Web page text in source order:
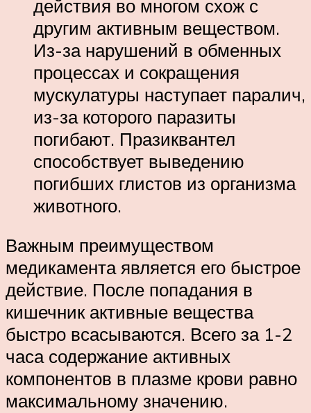
действия во многом схож с
другим активным веществом.
Из-за нарушений в обменных
процессах и сокращения
мускулатуры наступает паралич,
из-за которого паразиты
погибают. Празиквантел
способствует выведению
погибших глистов из организма
животного.
Важным преимуществом
медикамента является его быстрое
действие. После попадания в
кишечник активные вещества
быстро всасываются. Всего за 1-2
часа содержание активных
компонентов в плазме крови равно
максимальному значению.